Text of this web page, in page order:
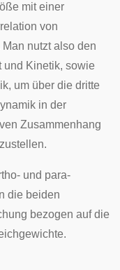
mit einer
von
nutzt also den
und Kinetik, sowie
um über die dritte
in der
Zusammenhang
und para-
die beiden
bezogen auf die